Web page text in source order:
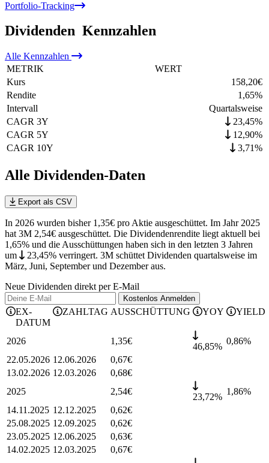
Portfolio-Tracking
Dividenden Kennzahlen
Alle Kennzahlen
METRIK
WERT
Kurs
158,20€
Rendite
1,65%
Intervall
Quartalsweise
CAGR 3Y
23,45%
CAGR 5Y
12,90%
CAGR 10Y
3,71%
Alle Dividenden-Daten
Export als CSV
In 2026 wurden bisher 1,35€ pro Aktie ausgeschüttet. Im Jahr 2025
hat 3M 2,54€ ausgeschüttet. Die Dividendenrendite liegt aktuell bei
1,65% und die Ausschüttungen haben sich in den letzten 3 Jahren
um
23,45% verringert. 3M schüttet Dividenden quartalsweise im
März, Juni, September und Dezember aus.
Neue Dividenden direkt per E-Mail
Kostenlos Anmelden
EX-
DATUM
ZAHLTAG AUSSCHÜTTUNG YOY YIELD
2026 1,35€
46,85%
0,86%
22.05.2026 12.06.2026 0,67€
13.02.2026 12.03.2026 0,68€
2025
2,54€
23,72%
1,86%
14.11.2025 12.12.2025 0,62€
25.08.2025 12.09.2025 0,62€
23.05.2025 12.06.2025 0,63€
14.02.2025 12.03.2025 0,67€